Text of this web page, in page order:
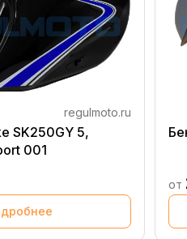
regulmoto.ru
SK250GY 5,
001
от